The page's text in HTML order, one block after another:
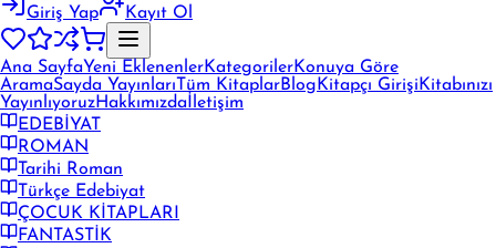
Giriş Yap Kayıt Ol
Ana SayfaYeni EklenenlerKategorilerKonuya Göre
AramaSayda Yayınları Tüm KitaplarBlog Kitapçı Girişi Kitabınızı
YayınlıyoruzHakkımızda İletişim
EDEBİYAT
ROMAN
Tarihi Roman
Türkçe Edebiyat
ÇOCUK KİTAPLARI
FANTASTİK